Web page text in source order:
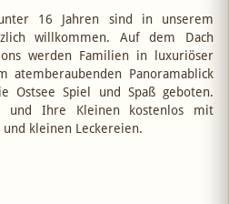
16 Jahren sind in unserem
willkommen. Auf dem Dach
werden Familien in luxuriöser
atemberaubenden Panoramablick
Ostsee Spiel und Spaß geboten.
und Ihre Kleinen kostenlos mit
kleinen Leckereien.